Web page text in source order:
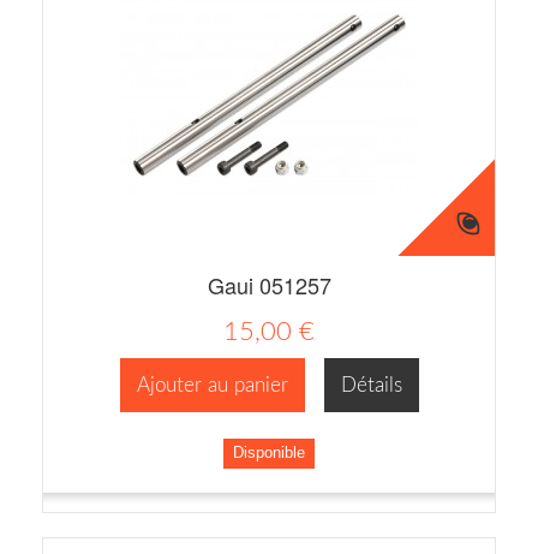
Gaui 051257
15,00 €
Ajouter au panier Détails
Disponible